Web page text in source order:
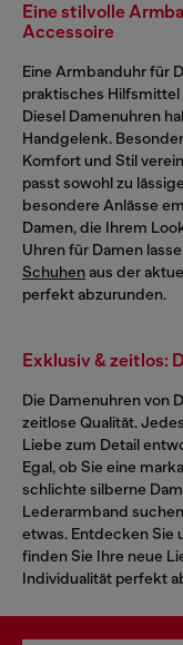
Eine stilvolle
Accessoire
Eine Armbanduhr für
praktisches
Diesel Damenuhren
Handgelenk.
Komfort und Stil
passt sowohl zu
besondere Anlässe
Damen, die Ihrem
Uhren für Damen
Schuhen aus der
perfekt abzurunden.
Exklusiv & zeitlos:
Die Damenuhren von
zeitlose Qualität.
Liebe zum Detail
Egal, ob Sie eine
schlichte silberne
Lederarmband
etwas. Entdecken Sie
finden Sie Ihre neue
Individualität perfekt